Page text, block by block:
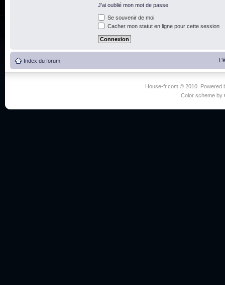
J’ai oublié mon mot de passe
Se souvenir de moi
Cacher mon statut en ligne pour cette session
Index du forum
House-fr.com © 2010. Powered
Color scheme by